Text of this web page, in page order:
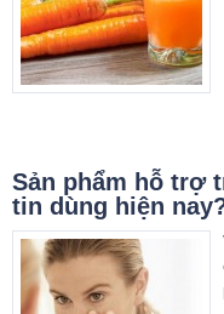
Sản phẩm hỗ trợ
tin dùng hiện